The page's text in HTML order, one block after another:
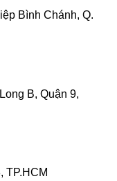
Bình Chánh, Q.
B, Quận 9,
TP.HCM